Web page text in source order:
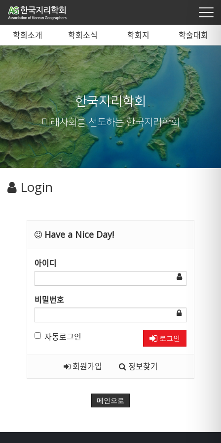
학회소개 학회소식 학회지 학술대회
한국지리학회
미래사회를 선도하는 한국지리학회
Login
Have a Nice Day!
아이디
비밀번호
자동로그인 로그인
회원가입 정보찾기
메인으로